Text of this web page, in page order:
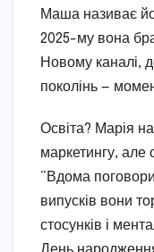
Маша називає
2025-му вона
Новому каналі,
поколінь —
Освіта? Марія
маркетингу, але
“Вдома
випусків вони
стосунків і